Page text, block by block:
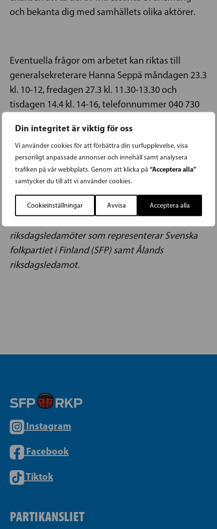
Din integritet är viktig för oss
Vi använder cookies för att förbättra din surfupplevelse, visa
personligt anpassade annonser och innehåll samt analysera
trafiken på vår webbplats. Genom att klicka på “Acceptera alla”
samtycker du till att vi använder cookies.
Cookieinställningar Avvisa Acceptera alla
och bekanta dig med samhällets olika aktörer.
Eventuella frågor om arbetet kan riktas till
generalsekreterare Hanna Seppä måndagen 23.3
kl. 10-12, fredagen 27.3 kl. 11.30-13.30 och
tisdagen 14.4 kl. 14-16, telefonnummer 040 730
Din fritt formulerade ansökan och CV önskar vi
ha oss tillhanda senast onsdag 15.4.2026 kl. 12
per e-post tillhanna.seppa@riksdagen.fi.
riksdagsledamöter som representerar Svenska
folkpartiet i Finland (SFP) samt Ålands
riksdagsledamot.
Instagram
Facebook
Tiktok
PARTIKANSLIET